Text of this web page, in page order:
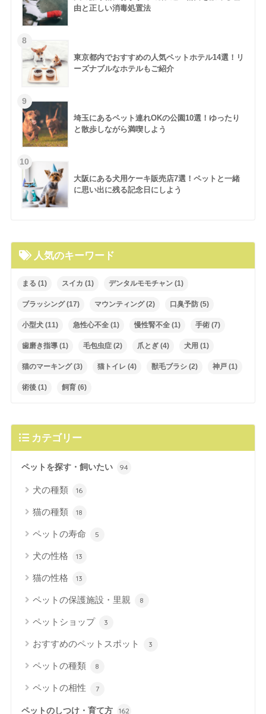
由と正しい消毒処置法
東京都内でおすすめの人気ペットホテル14選！リ
ーズナブルなホテルもご紹介
埼玉にあるペット連れOKの公園10選！ゆったり
と散歩しながら満喫しよう
大阪にある犬用ケーキ販売店7選！ペットと一緒
に思い出に残る記念日にしよう
人気のキーワード
まる (1) スイカ (1) デンタルモモチャン(1)
ブラッシング(17) マウンティング(2) 口臭予防(5)
小型犬(11) 急性心不全(1) 慢性腎不全(1) 手術(7)
歯磨き指導(1) 毛包虫症(2) 爪とぎ(4) 犬用 (1)
猫のマーキング(3) 猫トイレ (4) 獣毛ブラシ(2) 神戸(1)
術後(1) 飼育(6)
カテゴリー
ペットを探す・飼いたい 94
犬の種類 16
猫の種類 18
ペットの寿命 5
犬の性格 13
猫の性格 13
ペットの保護施設・里親 8
ペットショップ 3
おすすめのペットスポット 3
ペットの種類 8
ペットの相性 7
ペットのしつけ・育て方 162